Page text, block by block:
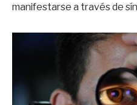
manifestarse a través de